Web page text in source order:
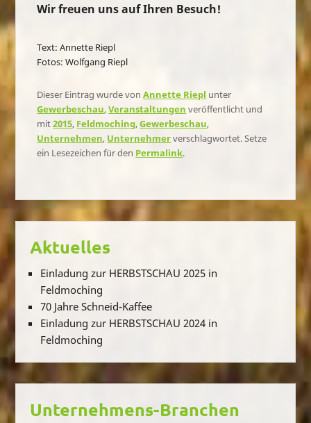
Wir freuen uns auf Ihren Besuch!
Text: Annette Riepl
Fotos: Wolfgang Riepl
Dieser Eintrag wurde vonAnnette Riepl unter
Gewerbeschau,Veranstaltungen veröffentlicht und
mit2015, Feldmoching,Gewerbeschau,
Unternehmen, Unternehmerverschlagwortet. Setze
ein Lesezeichen für den Permalink.
Aktuelles
Einladung zur HERBSTSCHAU 2025 in
Feldmoching
70 Jahre Schneid-Kaffee
Einladung zur HERBSTSCHAU 2024 in
Feldmoching
Unternehmens-Branchen